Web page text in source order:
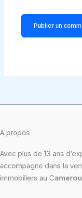
A propos
Avec plus de 13 ans
accompagne dans la
immobiliers au C